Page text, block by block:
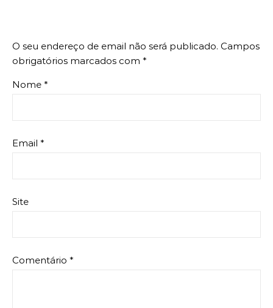
O seu endereço de email não será publicado. Campos
obrigatórios marcados com *
Nome *
Email *
Site
Comentário *